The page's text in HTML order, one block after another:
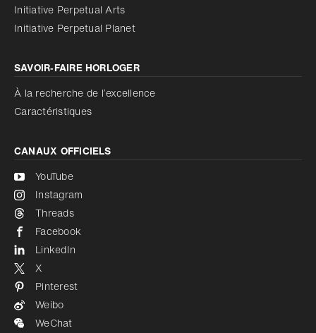
Réduire les animations
Désactivé
Initiative Perpetual Arts
Initiative Perpetual Planet
SAVOIR‑FAIRE HORLOGER
À la recherche de l’excellence
Caractéristiques
CANAUX OFFICIELS
YouTube
Instagram
Threads
Facebook
LinkedIn
X
Pinterest
Weibo
WeChat